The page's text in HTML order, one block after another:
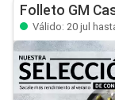
Folleto GM
Válido: 20 jul